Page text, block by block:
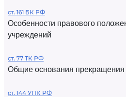
ст. 161 БК РФ
Особенности правового
учреждений
ст. 77 ТК РФ
Общие основания прекращения
ст. 144 УПК РФ